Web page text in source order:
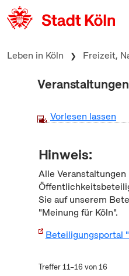
zum Inhalt springen
Leben in Köln Freizeit,
Veranstaltungen
Vorlesen lassen
Hinweis:
Alle
Sie auf unserem
"Meinung für Köln".
Beteiligungsportal
Treffer 11–16 von 16